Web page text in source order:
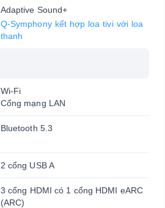
Adaptive Sound+
Q-Symphony kết hợp loa tivi với loa
thanh
Wi-Fi
Cổng mạng LAN
Bluetooth 5.3
2 cổng USB A
3 cổng HDMI có 1 cổng HDMI eARC
(ARC)